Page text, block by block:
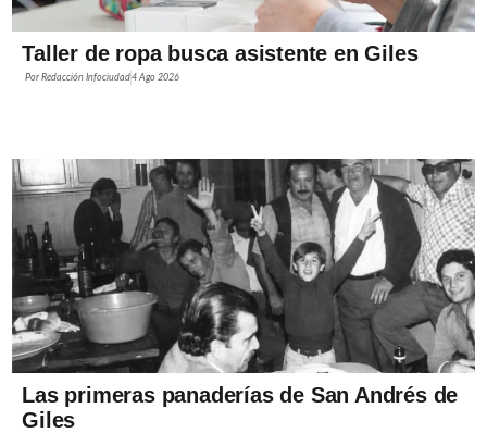
Taller de ropa busca asistente en Giles
PorRedacción Infociudad4 Ago 2026
Las primeras panaderías de San Andrés de
Giles